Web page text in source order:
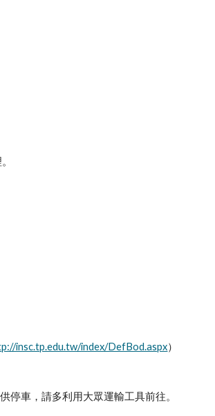
insc.tp.edu.tw/index/DefBod.aspx）
停車，請多利用大眾運輸工具前往。